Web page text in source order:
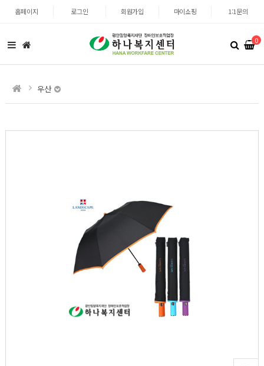
홈페이지 로그인 회원가입 마이쇼핑 1:1문의
0
우산